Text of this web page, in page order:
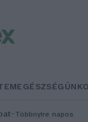
EGÉSZSÉGÜNK
–Többnyire napos